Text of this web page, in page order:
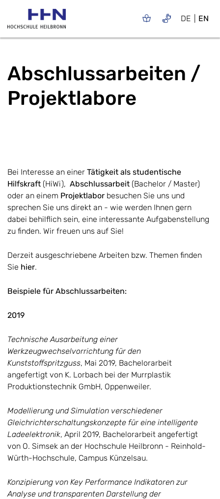
DE EN
Abschlussarbeiten /
Projektlabore
Bei Interesse an einer Tätigkeit als studentische
Hilfskraft (HiWi), Abschlussarbeit (Bachelor / Master)
oder an einem Projektlabor besuchen Sie uns und
sprechen Sie uns direkt an - wie werden Ihnen gern
dabei behilflich sein, eine interessante Aufgabenstellung
zu finden. Wir freuen uns auf Sie!
Derzeit ausgeschriebene Arbeiten bzw. Themen finden
Sie hier.
Beispiele für Abschlussarbeiten:
2019
Technische Ausarbeitung einer
Werkzeugwechselvorrichtung für den
Kunststoffspritzguss, Mai 2019, Bachelorarbeit
angefertigt von K. Lorbach bei der Murrplastik
Produktionstechnik GmbH, Oppenweiler.
Modellierung und Simulation verschiedener
Gleichrichterschaltungskonzepte für eine intelligente
Ladeelektronik, April 2019, Bachelorarbeit angefertigt
von O. Simsek an der Hochschule Heilbronn - Reinhold-
Würth-Hochschule, Campus Künzelsau.
Konzipierung von Key Performance Indikatoren zur
Analyse und transparenten Darstellung der